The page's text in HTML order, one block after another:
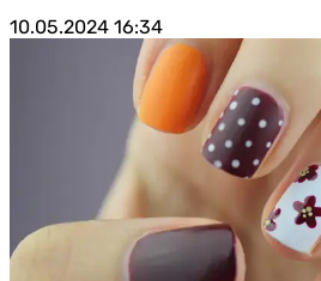
10.05.2024 16:34